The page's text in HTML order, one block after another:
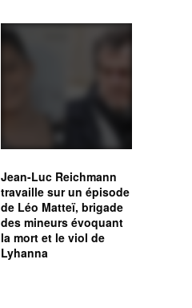
Jean-Luc Reichmann
travaille sur un épisode
de Léo Matteï, brigade
des mineurs évoquant
la mort et le viol de
Lyhanna